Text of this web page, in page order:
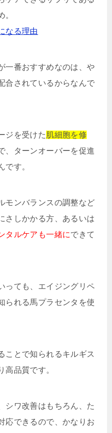
。
なる理由
一番おすすめなのは、や
合されているからなんで
ジを受けた 肌細胞を修
、ターンオーバーを促進
です。
モンバランスの調整など
さしかかる方、あるいは
タルケアも一緒にできて
っても、エイジングリペ
られる馬プラセンタを使
ことで知られるキルギス
高品質です。
シワ改善はもちろん、た
応できるので、かなりお